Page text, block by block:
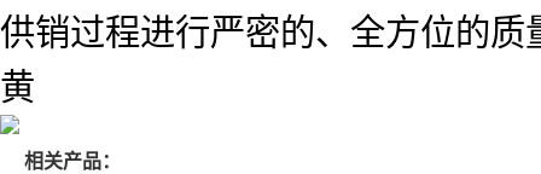
供销过程进行严密的、全方位的
黄
相关产品：